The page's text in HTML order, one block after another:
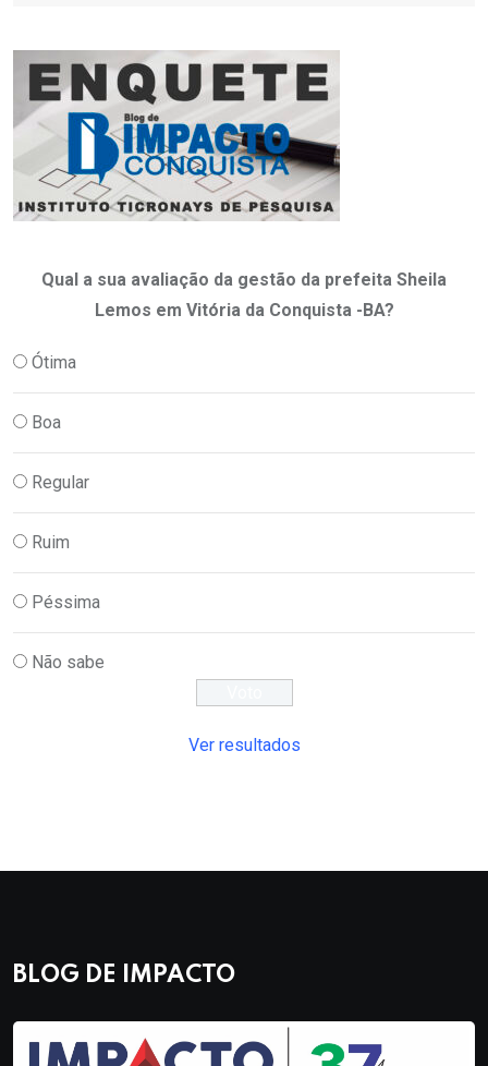
Qual a sua avaliação da gestão da prefeita Sheila
Lemos em Vitória da Conquista -BA?
Ótima
Boa
Regular
Ruim
Péssima
Não sabe
Ver resultados
BLOG DE IMPACTO